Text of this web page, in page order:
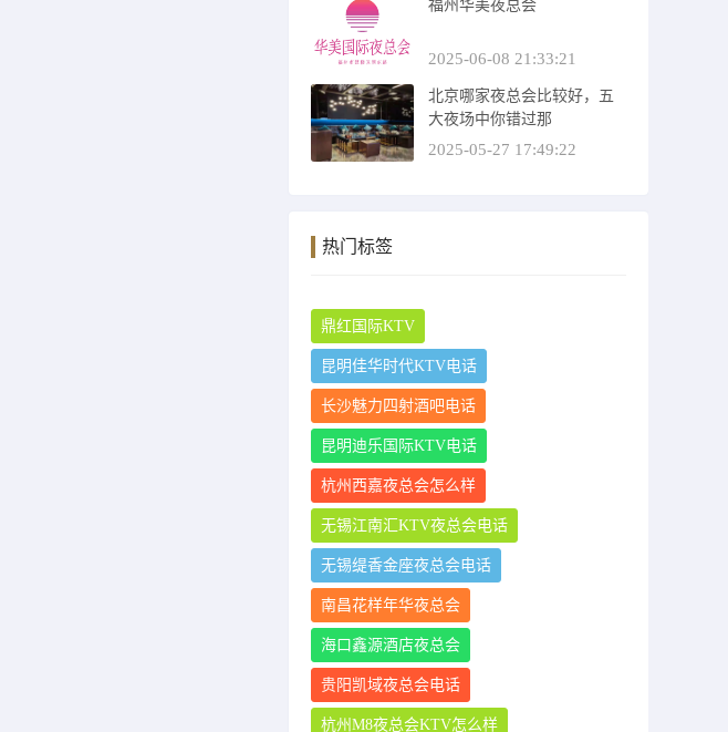
福州华美夜总会
2025-06-08 21:33:21
北京哪家夜总会比较好，五
大夜场中你错过那
2025-05-27 17:49:22
热门标签
鼎红国际KTV
昆明佳华时代KTV电话
长沙魅力四射酒吧电话
昆明迪乐国际KTV电话
杭州西嘉夜总会怎么样
无锡江南汇KTV夜总会电话
无锡缇香金座夜总会电话
南昌花样年华夜总会
海口鑫源酒店夜总会
贵阳凯域夜总会电话
杭州M8夜总会KTV怎么样